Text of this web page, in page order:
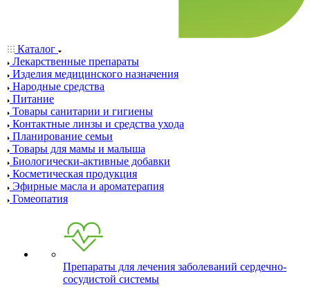
Каталог
Лекарственные препараты
Изделия медицинского назначения
Народные средства
Питание
Товары санитарии и гигиены
Контактные линзы и средства ухода
Планирование семьи
Товары для мамы и малыша
Биологически-активные добавки
Косметическая продукция
Эфирные масла и ароматерапия
Гомеопатия
Препараты для лечения заболеваний сердечно-
сосудистой системы